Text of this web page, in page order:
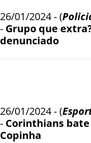
26/01/2024 - (
- Grupo que
denunciado
26/01/2024 - (
- Corinthians bate
Copinha